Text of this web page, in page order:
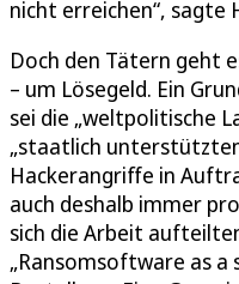
nicht erreichen“, sagte
Doch den Tätern geht
– um Lösegeld. Ein
sei die „weltpolitische
„staatlich
Hackerangriffe in
auch deshalb immer
sich die Arbeit
„Ransomsoftware as a